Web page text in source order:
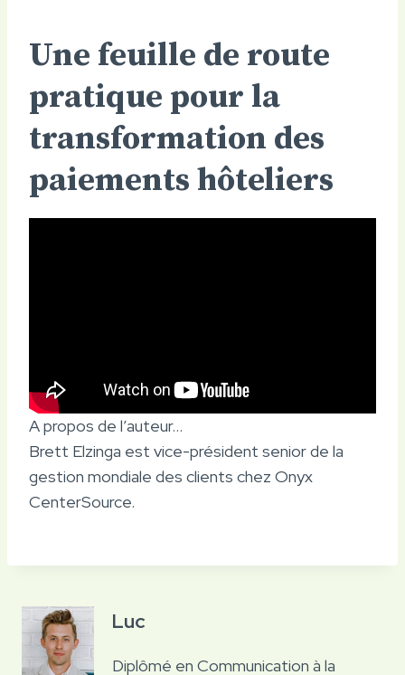
Une feuille de route
pratique pour la
transformation des
paiements hôteliers
A propos de l’auteur…
Brett Elzinga est vice-président senior de la
gestion mondiale des clients chez Onyx
CenterSource.
Luc
Diplômé en Communication à la